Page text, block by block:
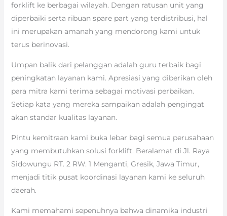
forklift ke berbagai wilayah. Dengan ratusan unit yang
diperbaiki serta ribuan spare part yang terdistribusi, hal
ini merupakan amanah yang mendorong kami untuk
terus berinovasi.
Umpan balik dari pelanggan adalah guru terbaik bagi
peningkatan layanan kami. Apresiasi yang diberikan oleh
para mitra kami terima sebagai motivasi perbaikan.
Setiap kata yang mereka sampaikan adalah pengingat
akan standar kualitas layanan.
Pintu kemitraan kami buka lebar bagi semua perusahaan
yang membutuhkan solusi forklift. Beralamat di Jl. Raya
Sidowungu RT. 2 RW. 1 Menganti, Gresik, Jawa Timur,
menjadi titik pusat koordinasi layanan kami ke seluruh
daerah.
Kami memahami sepenuhnya bahwa dinamika industri